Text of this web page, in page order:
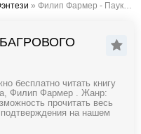
» Филип Фармер - Пауки багрового мага
бесплатно читать книгу
Филип Фармер . Жанр:
прочитать весь
на нашем